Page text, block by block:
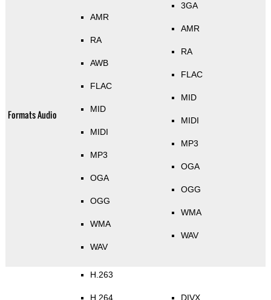
Formats Audio
AMR
RA
AWB
FLAC
MID
MIDI
MP3
OGA
OGG
WMA
WAV
3GA
AMR
RA
FLAC
MID
MIDI
MP3
OGA
OGG
WMA
WAV
H.263
H.264 DIVX